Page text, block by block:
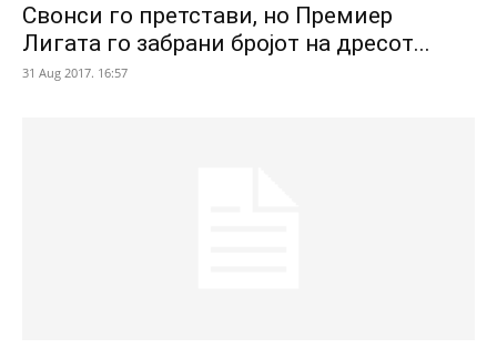
Свонси го претстави, но Премиер
Лигата го забрани бројот на дресот...
31 Aug 2017. 16:57